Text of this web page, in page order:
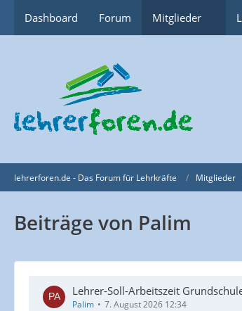
Dashboard Forum Mitglieder
lehrerforen.de - Das Forum für Lehrkräfte Mitglieder
Beiträge von Palim
Lehrer-Soll-Arbeitszeit
Palim 7. August 2026 12:34